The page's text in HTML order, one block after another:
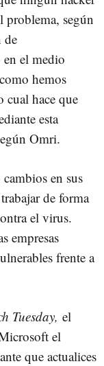
según
de
el medio
hemos
cual hace que
esta
Omri.
en sus
de forma
el virus.
empresas
frente a
Tuesday, el
el
que actualices